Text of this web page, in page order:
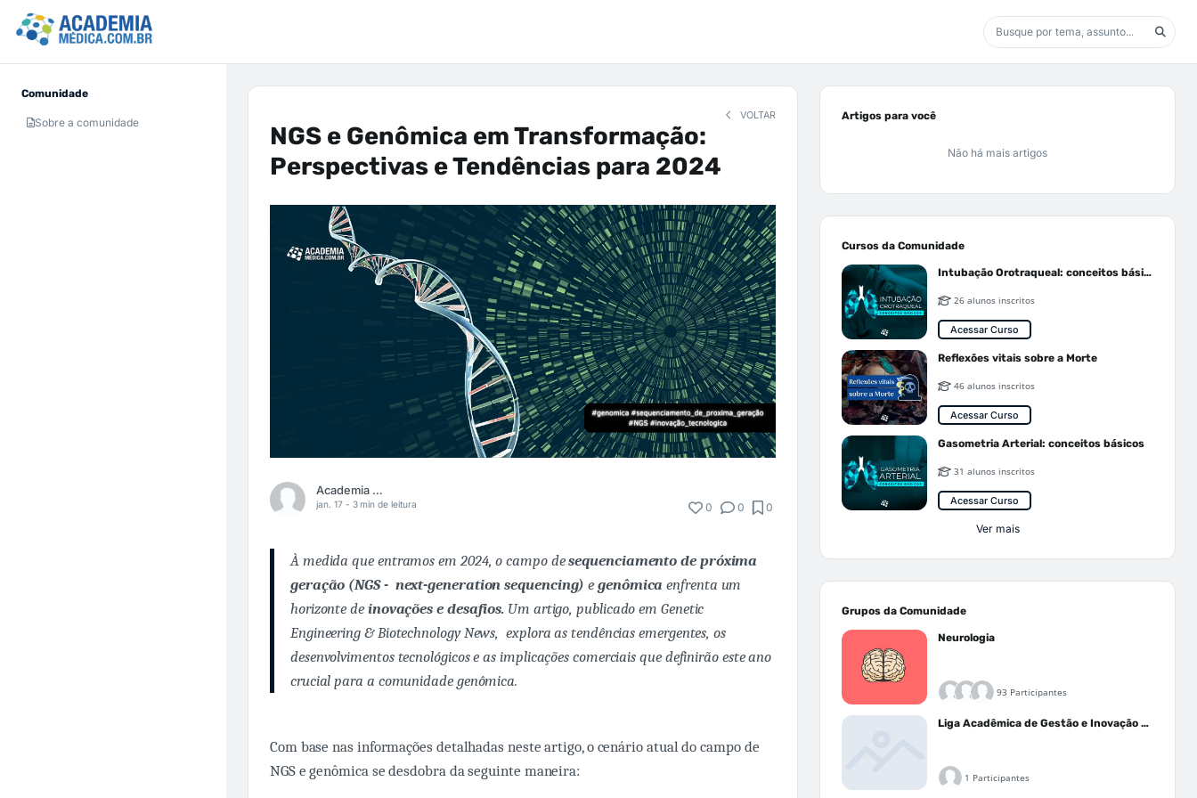
Comunidade
Sobre a comunidade
VOLTAR
NGS e Genômica em Transformação:
Perspectivas e Tendências para 2024
Academia Médica
jan. 17 - 3 min de leitura 0 0 0
À medida que entramos em 2024, o campo desequenciamento de próxima
geração (NGS - next-generation sequencing) egenômica enfrenta um
horizonte de inovações e desafios. Um artigo, publicado em Genetic
Engineering & Biotechnology News, explora as tendências emergentes, os
desenvolvimentos tecnológicos e as implicações comerciais que definirão este ano
crucial para a comunidade genômica.
Com base nas informações detalhadas neste artigo, o cenário atual do campo de
NGS e genômica se desdobra da seguinte maneira:
Artigos para você
Não há mais artigos
Cursos da Comunidade
Intubação Orotraqueal: conceitos básicos
26 alunos inscritos
Acessar Curso
Reflexões vitais sobre a Morte
46 alunos inscritos
Acessar Curso
Gasometria Arterial: conceitos básicos
31 alunos inscritos
Acessar Curso
Ver mais
Grupos da Comunidade
Neurologia
93 Participantes
Liga Acadêmica de Gestão e Inovação Médica - LAGIM
1 Participantes